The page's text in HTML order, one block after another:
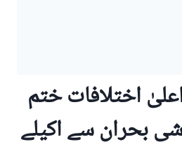
اختلافات ختم
بحران سے اکیلے